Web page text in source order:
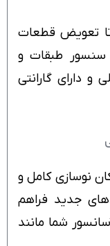
تا تعویض قطعات
سنسور طبقات و
و دارای گارانتی
نوسازی کامل و
جدید فراهم
شما مانند